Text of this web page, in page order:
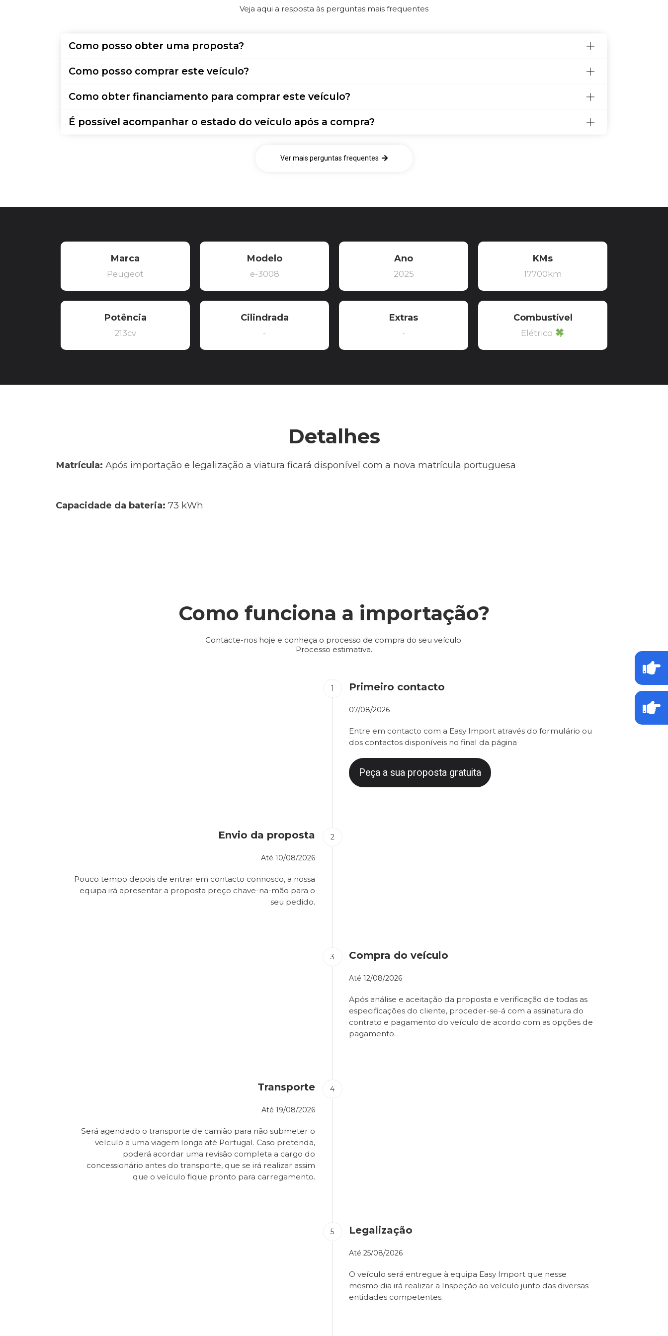
Veja aqui a resposta às perguntas mais frequentes
Como posso obter uma proposta?
Como posso comprar este veículo?
Como obter financiamento para comprar este veículo?
É possível acompanhar o estado do veículo após a compra?
Ver mais perguntas frequentes
Marca
Peugeot
Modelo
e-3008
Ano
2025
KMs
17700km
Potência
213cv
Cilindrada
-
Extras
-
Combustível
Elétrico
Detalhes
Matrícula: Após importação e legalização a viatura ficará disponível com a nova matrícula portuguesa
Capacidade da bateria: 73 kWh
Como funciona a importação?
Contacte-nos hoje e conheça o processo de compra do seu veículo.
Processo estimativa.
Primeiro contacto
07/08/2026
Entre em contacto com a Easy Import através do formulário ou
dos contactos disponíveis no final da página
Peça a sua proposta gratuita
Envio da proposta
Até 10/08/2026
Pouco tempo depois de entrar em contacto connosco, a nossa
equipa irá apresentar a proposta preço chave-na-mão para o
seu pedido.
Compra do veículo
Até 12/08/2026
Após análise e aceitação da proposta e verificação de todas as
especificações do cliente, proceder-se-á com a assinatura do
contrato e pagamento do veículo de acordo com as opções de
pagamento.
Transporte
Até 19/08/2026
Será agendado o transporte de camião para não submeter o
veículo a uma viagem longa até Portugal. Caso pretenda,
poderá acordar uma revisão completa a cargo do
concessionário antes do transporte, que se irá realizar assim
que o veículo fique pronto para carregamento.
Legalização
Até 25/08/2026
O veículo será entregue à equipa Easy Import que nesse
mesmo dia irá realizar a Inspeção ao veículo junto das diversas
entidades competentes.